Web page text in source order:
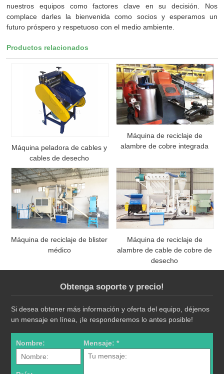
nuestros equipos como factores clave en su decisión. Nos
complace darles la bienvenida como socios y esperamos un
futuro próspero y respetuoso con el medio ambiente.
Productos relacionados
Máquina peladora de cables y
cables de desecho
Máquina de reciclaje de
alambre de cobre integrada
Máquina de reciclaje de blister
médico
Máquina de reciclaje de
alambre de cable de cobre de
desecho
Obtenga soporte y precio!
Si desea obtener más información y oferta del equipo, déjenos
un mensaje en línea, ¡le responderemos lo antes posible!
Nombre: Mensaje: *